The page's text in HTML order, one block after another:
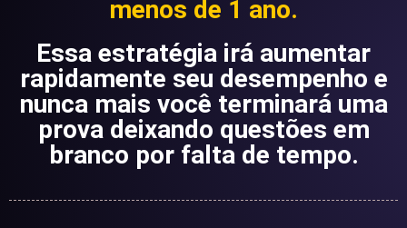
menos de 1 ano.
Essa estratégia irá aumentar
rapidamente seu desempenho e
nunca mais você terminará uma
prova deixando questões em
branco por falta de tempo.